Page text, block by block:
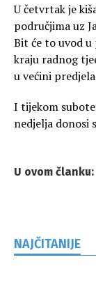
U četvrtak je
područjima uz
Bit će to uvod u
kraju radnog
u većini
I tijekom
nedjelja donosi
U ovom članku:
NAJČITANIJE